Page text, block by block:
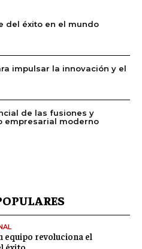
del éxito en el mundo
impulsar la innovación y el
de las fusiones y
empresarial moderno
equipo revoluciona el